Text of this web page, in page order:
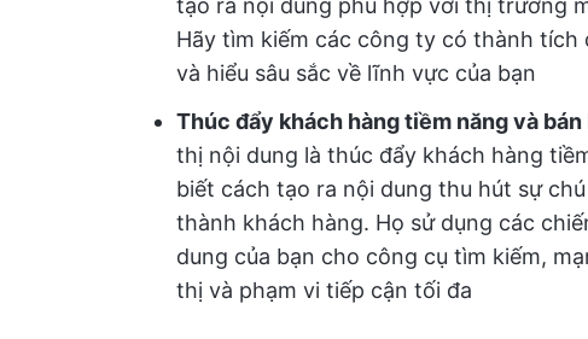
tạo ra nội dung phù hợp với thị trường
Hãy tìm kiếm các công ty có thành
và hiểu sâu sắc về lĩnh vực của bạn
Thúc đẩy khách hàng tiềm năng và bán
thị nội dung là thúc đẩy khách hàng
biết cách tạo ra nội dung thu hút sự
thành khách hàng. Họ sử dụng các
dung của bạn cho công cụ tìm kiếm,
thị và phạm vi tiếp cận tối đa